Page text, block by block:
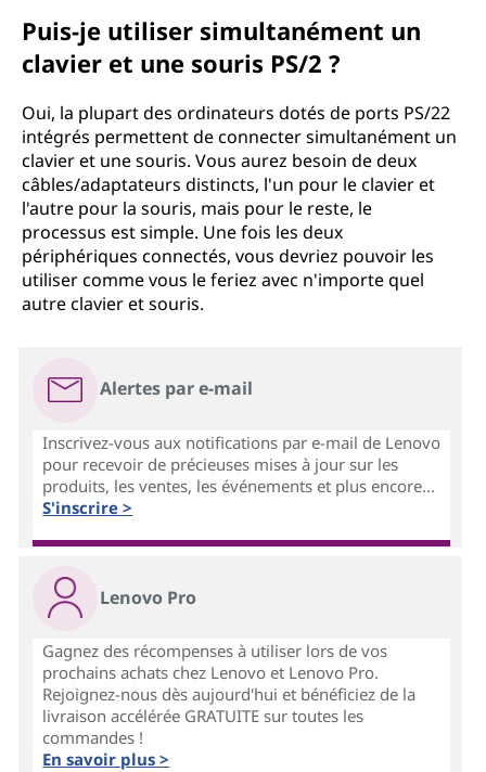
Puis-je utiliser simultanément un
clavier et une souris PS/2 ?
Oui, la plupart des ordinateurs dotés de ports PS/22
intégrés permettent de connecter simultanément un
clavier et une souris. Vous aurez besoin de deux
câbles/adaptateurs distincts, l'un pour le clavier et
l'autre pour la souris, mais pour le reste, le
processus est simple. Une fois les deux
périphériques connectés, vous devriez pouvoir les
utiliser comme vous le feriez avec n'importe quel
autre clavier et souris.
Alertes par e-mail
Inscrivez-vous aux notifications par e-mail de Lenovo
pour recevoir de précieuses mises à jour sur les
produits, les ventes, les événements et plus encore...
S'inscrire >
Lenovo Pro
Gagnez des récompenses à utiliser lors de vos
prochains achats chez Lenovo et Lenovo Pro.
Rejoignez-nous dès aujourd'hui et bénéficiez de la
livraison accélérée GRATUITE sur toutes les
commandes !
En savoir plus >